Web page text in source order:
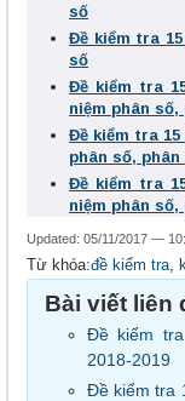
số
Đề kiểm tra
số
Đề kiểm tra
niệm phân số,
Đề kiểm tra
phân số,
Đề kiểm tra
niệm phân số,
Updated: 05/11/2017 —
Từ khóa:đề kiểm tra
Bài viết liên
Đề kiểm
2018-2019
Đề kiểm tra